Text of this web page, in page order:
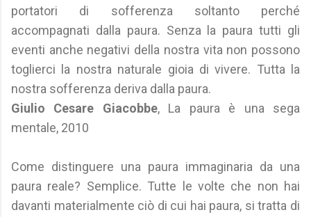
portatori di sofferenza soltanto perché
accompagnati dalla paura. Senza la paura tutti gli
eventi anche negativi della nostra vita non possono
toglierci la nostra naturale gioia di vivere. Tutta la
nostra sofferenza deriva dalla paura.
Giulio Cesare Giacobbe, La paura è una sega
mentale, 2010
Come distinguere una paura immaginaria da una
paura reale? Semplice. Tutte le volte che non hai
davanti materialmente ciò di cui hai paura, si tratta di